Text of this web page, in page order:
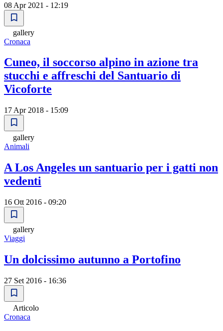
08 Apr 2021 - 12:19
gallery
Cronaca
Cuneo, il soccorso alpino in azione tra
stucchi e affreschi del Santuario di
Vicoforte
17 Apr 2018 - 15:09
gallery
Animali
A Los Angeles un santuario per i gatti non
vedenti
16 Ott 2016 - 09:20
gallery
Viaggi
Un dolcissimo autunno a Portofino
27 Set 2016 - 16:36
Articolo
Cronaca